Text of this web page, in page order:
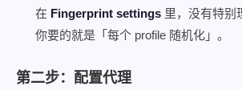
在 Fingerprint settings 里，没有特别
你要的就是「每个 profile 随机化」。
第二步：配置代理